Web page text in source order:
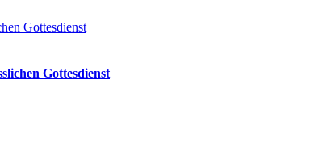
Gottesdienst